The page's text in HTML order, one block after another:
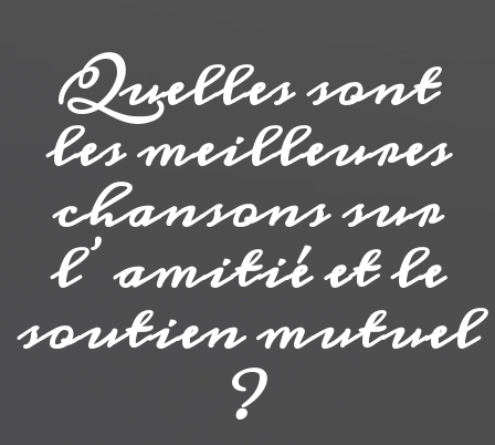
Quelles sont
les meilleures
chansons sur
l’amitié et le
soutien mutuel
?